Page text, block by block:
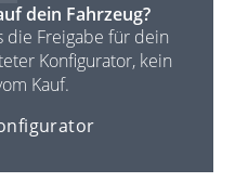
dein Fahrzeug?
die Freigabe für dein
Konfigurator, kein
Kauf.